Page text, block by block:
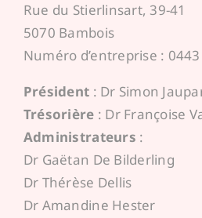
Trouver un médecin
Liens utiles
Espace médecins
Rue du Stierlinsart, 39-41
5070 Bambois
Numéro d’entreprise :
Président : Dr Simon
Trésorière : Dr Françoise
Administrateurs :
Dr Gaëtan De Bilderling
Dr Thérèse Dellis
Dr Amandine Hester